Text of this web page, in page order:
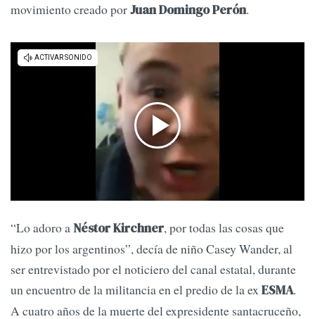
movimiento creado porJuan Domingo Perón.
“Lo adoro aNéstor Kirchner, por todas las cosas que
hizo por los argentinos”, decía de niño Casey Wander, al
ser entrevistado por el noticiero del canal estatal, durante
un encuentro de la militancia en el predio de la exESMA.
A cuatro años de la muerte del expresidente santacruceño,